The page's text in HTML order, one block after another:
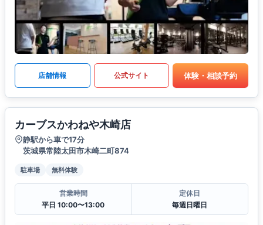
店舗情報 公式サイト 体験・相談予約
カーブスかわねや木崎店
静駅から車で17分
茨城県常陸太田市木崎二町874
駐車場 無料体験
営業時間
平日 10:00〜13:00
定休日
毎週日曜日